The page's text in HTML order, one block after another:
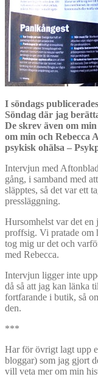
I söndags
Söndag där jag
De skrev även om
om min och Rebecca
psykisk ohälsa –
Intervjun med
gång, i samband med att
släpptes, så det var ett
pressläggning.
Hursomhelst var det
proffsig. Vi pratade om
tog mig ur det och
med Rebecca.
Intervjun ligger inte
då så att jag kan länka
fortfarande i butik, så
den.
***
Har för övrigt lagt upp
bloggar) som jag gjort
vill veta mer om min